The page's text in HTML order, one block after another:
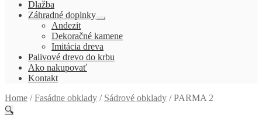
Dlažba
Záhradné doplnky
Rozbaliť
menu
Andezit
Dekoračné kamene
Imitácia dreva
Palivové drevo do krbu
Ako nakupovať
Kontakt
Home /Fasádne obklady / Sádrové obklady /PARMA 2
🔍